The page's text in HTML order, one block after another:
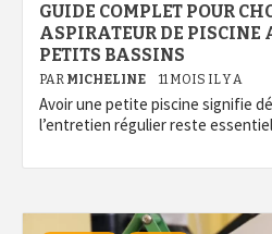
GUIDE COMPLET POUR
ASPIRATEUR DE PISCINE
PETITS BASSINS
PAR MICHELINE 11 MOIS IL Y A
Avoir une petite piscine signifie
l’entretien régulier reste